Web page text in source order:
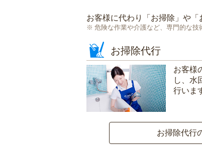
お客様に代わり「 お掃除 」や「
危険な作業や介護など、専門的な技
お掃除代行
お客様
し、水
行いま
お掃除代行